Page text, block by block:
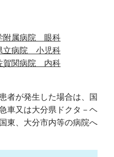
附属病院 眼科
立病院 小児科
賀関病院 内科
者が発生した場合は、国
車又は大分県ドクタ－ヘ
東、大分市内等の病院へ